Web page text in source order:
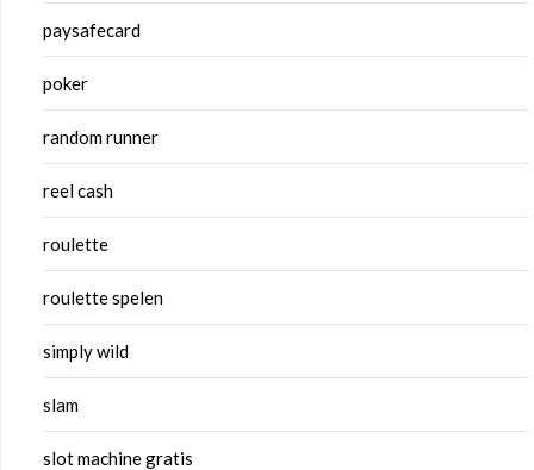
paysafecard
poker
random runner
reel cash
roulette
roulette spelen
simply wild
slam
slot machine gratis